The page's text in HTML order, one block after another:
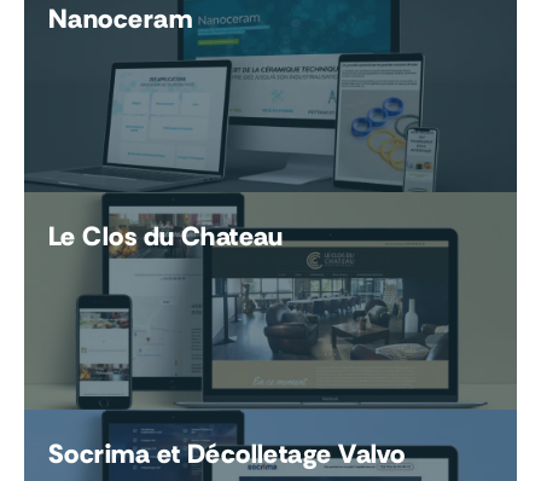
Nanoceram
Le Clos du Chateau
Socrima et Décolletage Valvo